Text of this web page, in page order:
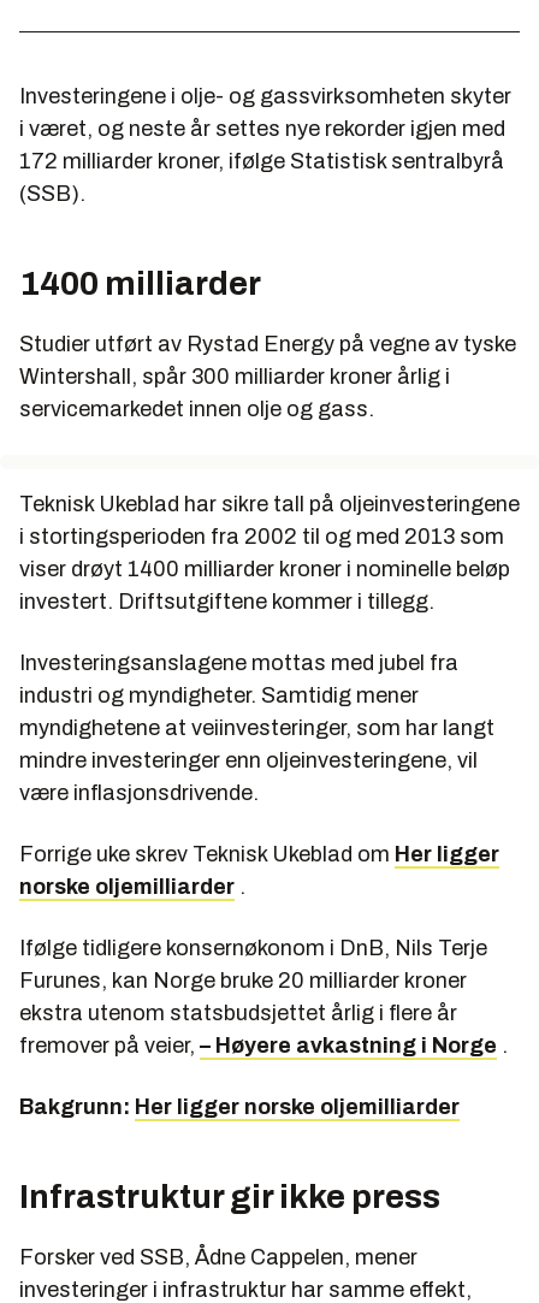
Investeringene i olje- og gassvirksomheten skyter
i været, og neste år settes nye rekorder igjen med
172 milliarder kroner, ifølge Statistisk sentralbyrå
(SSB).
1400 milliarder
Studier utført av Rystad Energy på vegne av tyske
Wintershall, spår 300 milliarder kroner årlig i
servicemarkedet innen olje og gass.
Teknisk Ukeblad har sikre tall på oljeinvesteringene
i stortingsperioden fra 2002 til og med 2013 som
viser drøyt 1400 milliarder kroner i nominelle beløp
investert. Driftsutgiftene kommer i tillegg.
Investeringsanslagene mottas med jubel fra
industri og myndigheter. Samtidig mener
myndighetene at veiinvesteringer, som har langt
mindre investeringer enn oljeinvesteringene, vil
være inflasjonsdrivende.
Forrige uke skrev Teknisk Ukeblad om Her ligger
norske oljemilliarder .
Ifølge tidligere konsernøkonom i DnB, Nils Terje
Furunes, kan Norge bruke 20 milliarder kroner
ekstra utenom statsbudsjettet årlig i flere år
fremover på veier, – Høyere avkastning i Norge .
Bakgrunn: Her ligger norske oljemilliarder
Infrastruktur gir ikke press
Forsker ved SSB, Ådne Cappelen, mener
investeringer i infrastruktur har samme effekt,